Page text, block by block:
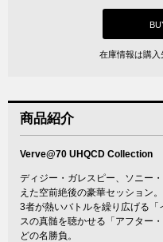
在庫情報は購入
商品紹介
Verve@70 UHQCD Collection
ディジー・ガレスピー、ソニー
えた空前絶後の豪華セッション。
3者が熱いバトルを繰り広げる
スの真髄を聴かせる「アフター
どの名勝負。